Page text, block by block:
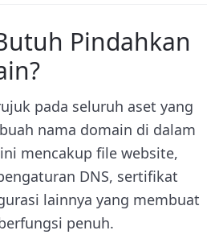
Pindahkan
pada seluruh aset yang
nama domain di dalam
mencakup file website,
DNS, sertifikat
lainnya yang membuat
penuh.